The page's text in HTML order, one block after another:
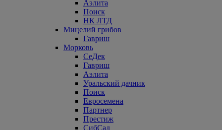
Аэлита
Поиск
НК ЛТД
Мицелий грибов
Гавриш
Морковь
СеДек
Гавриш
Аэлита
Уральский дачник
Поиск
Евросемена
Партнер
Престиж
СибСад